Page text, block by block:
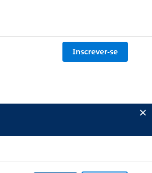
Inscrever-se